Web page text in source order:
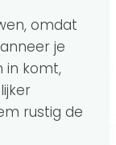
omdat
je
in komt,
rustig de